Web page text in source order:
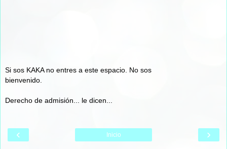
Si sos KAKA no entres a este espacio. No sos
bienvenido.
Derecho de admisión... le dicen...
‹ ›
Inicio